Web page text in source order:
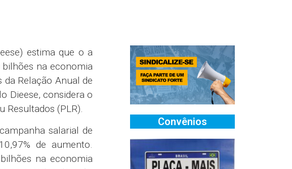
estima que o a
na economia
Relação Anual de
Dieese, considera o
Resultados (PLR).
salarial de
de aumento.
na economia
Convênios